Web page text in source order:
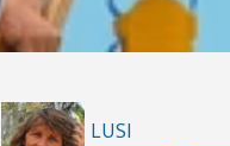
LUSI